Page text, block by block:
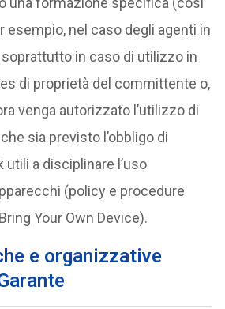
esempio, nel caso degli agenti in
in caso di utilizzo in
di proprietà del committente o,
venga autorizzato l’utilizzo di
sia previsto l’obbligo di
a disciplinare l’uso
(policy e procedure
Your Own Device).
e organizzative